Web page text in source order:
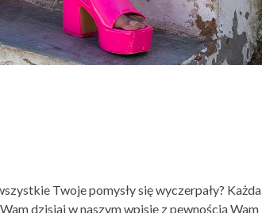
Twoje pomysły się wyczerpały? Każda
dzisiaj w naszym wpisie z pewnością Wam